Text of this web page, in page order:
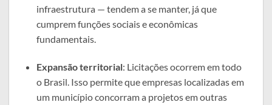
infraestrutura — tendem a se manter, já que
cumprem funções sociais e econômicas
fundamentais.
Expansão territorial: Licitações ocorrem em todo
o Brasil. Isso permite que empresas localizadas em
um município concorram a projetos em outras